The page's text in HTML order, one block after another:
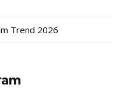
Trend 2026